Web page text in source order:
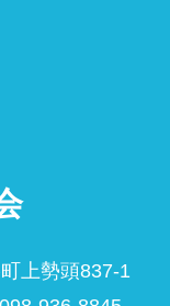
上勢頭837-1